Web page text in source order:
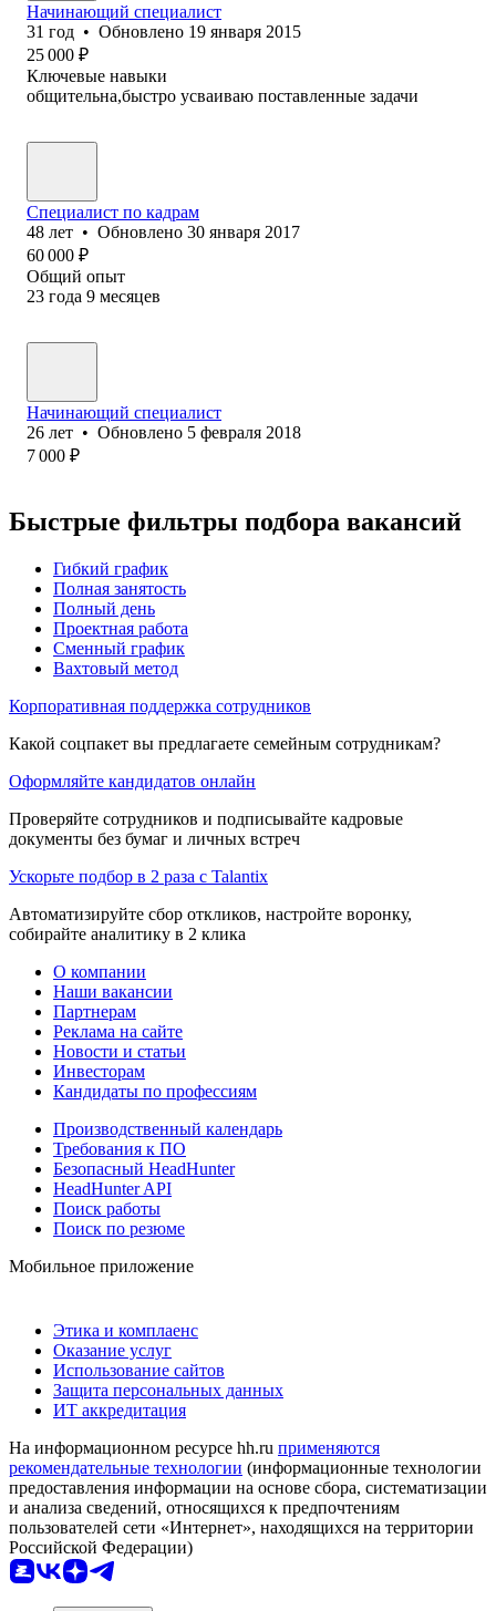
Начинающий специалист
31 год • Обновлено 19 января 2015
25 000 ₽
Ключевые навыки
общительна,быстро усваиваю поставленные задачи
Специалист по кадрам
48 лет • Обновлено 30 января 2017
60 000 ₽
Общий опыт
23 года 9 месяцев
Начинающий специалист
26 лет • Обновлено 5 февраля 2018
7 000 ₽
Быстрые фильтры подбора вакансий
Гибкий график
Полная занятость
Полный день
Проектная работа
Сменный график
Вахтовый метод
Корпоративная поддержка сотрудников
Какой соцпакет вы предлагаете семейным сотрудникам?
Оформляйте кандидатов онлайн
Проверяйте сотрудников и подписывайте кадровые
документы без бумаг и личных встреч
Ускорьте подбор в 2 раза с Talantix
Автоматизируйте сбор откликов, настройте воронку,
собирайте аналитику в 2 клика
О компании
Наши вакансии
Партнерам
Реклама на сайте
Новости и статьи
Инвесторам
Кандидаты по профессиям
Производственный календарь
Требования к ПО
Безопасный HeadHunter
HeadHunter API
Поиск работы
Поиск по резюме
Мобильное приложение
Этика и комплаенс
Оказание услуг
Использование сайтов
Защита персональных данных
ИТ аккредитация
На информационном ресурсе hh.ru применяются
рекомендательные технологии (информационные технологии
предоставления информации на основе сбора, систематизации
и анализа сведений, относящихся к предпочтениям
пользователей сети «Интернет», находящихся на территории
Российской Федерации)